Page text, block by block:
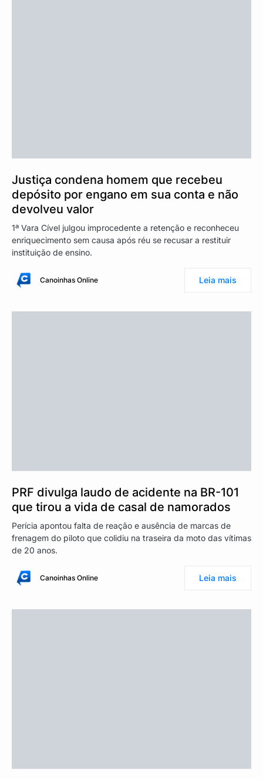
Justiça condena homem que recebeu
depósito por engano em sua conta e não
devolveu valor
1ª Vara Cível julgou improcedente a retenção e reconheceu
enriquecimento sem causa após réu se recusar a restituir
instituição de ensino.
Canoinhas Online Leia mais
PRF divulga laudo de acidente na BR-101
que tirou a vida de casal de namorados
Perícia apontou falta de reação e ausência de marcas de
frenagem do piloto que colidiu na traseira da moto das vítimas
de 20 anos.
Canoinhas Online Leia mais